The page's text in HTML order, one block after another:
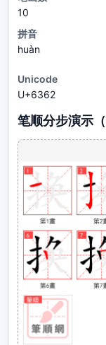
10
拼音
huàn
Unicode
U+6362
笔顺分步演示